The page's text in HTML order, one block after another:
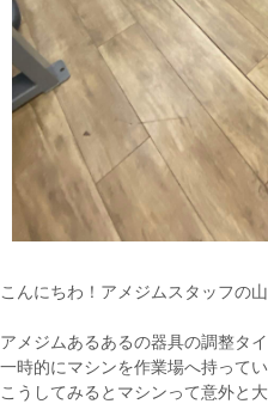
こんにちわ！アメジムスタッフの山
アメジムあるあるの器具の調整タ
一時的にマシンを作業場へ持ってい
こうしてみるとマシンって意外と